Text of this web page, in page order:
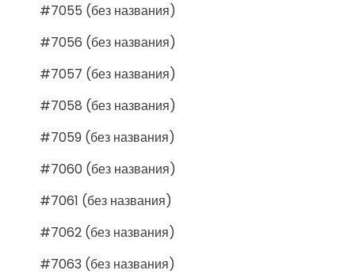
#7055 (без названия)
#7056 (без названия)
#7057 (без названия)
#7058 (без названия)
#7059 (без названия)
#7060 (без названия)
#7061 (без названия)
#7062 (без названия)
#7063 (без названия)